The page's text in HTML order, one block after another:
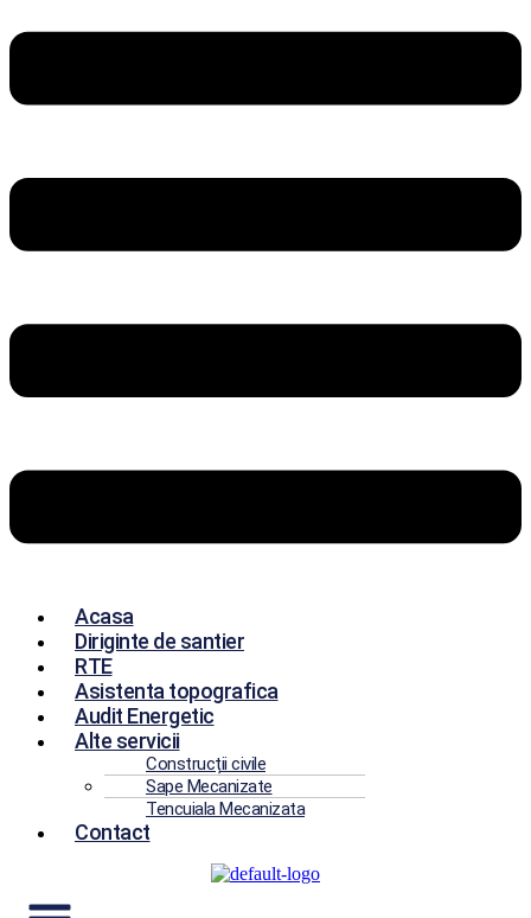
Acasa
Diriginte de santier
RTE
Asistenta topografica
Audit Energetic
Alte servicii
Construcții civile
Sape Mecanizate
Tencuiala Mecanizata
Contact